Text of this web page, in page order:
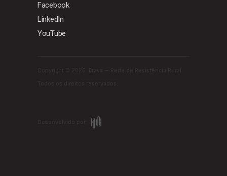
Facebook
LinkedIn
YouTube